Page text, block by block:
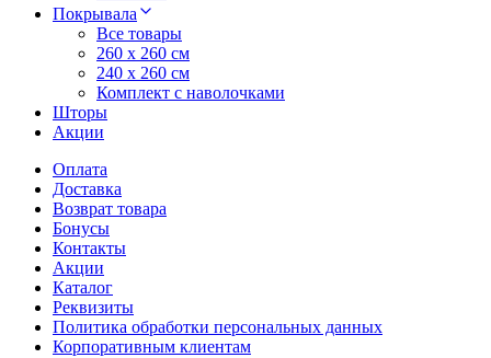
Покрывала
Все товары
260 x 260 см
240 х 260 см
Комплект с наволочками
Шторы
Акции
Оплата
Доставка
Возврат товара
Бонусы
Контакты
Акции
Каталог
Реквизиты
Политика обработки персональных данных
Корпоративным клиентам